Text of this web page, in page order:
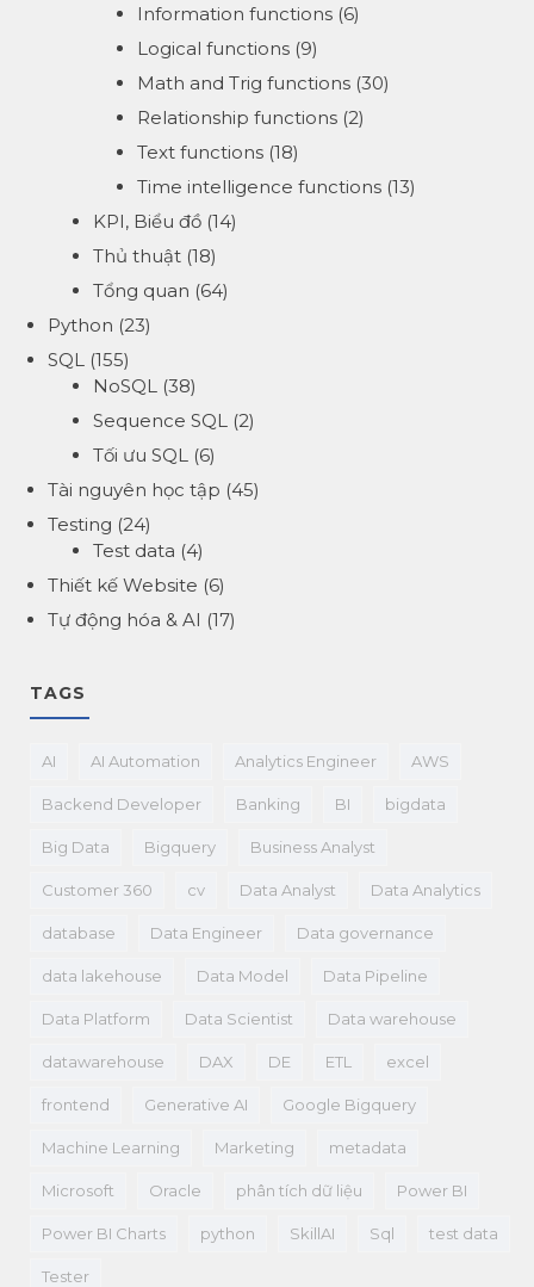
Information functions (6)
Logical functions (9)
Math and Trig functions (30)
Relationship functions (2)
Text functions (18)
Time intelligence functions (13)
KPI, Biểu đồ(14)
Thủ thuật(18)
Tổng quan (64)
Python (23)
SQL
(155)
NoSQL
(38)
Sequence SQL
(2)
Tối ưu SQL
(6)
Tài nguyên học tập (45)
Testing (24)
Test data (4)
Thiết kế Website (6)
Tự động hóa & AI (17)
TAGS
AI AI Automation Analytics Engineer AWS
Backend Developer Banking BI bigdata
Big Data Bigquery Business Analyst
Customer 360 cv Data Analyst Data Analytics
database Data Engineer Data governance
data lakehouse Data Model Data Pipeline
Data Platform Data Scientist Data warehouse
datawarehouse DAX DE ETL excel
frontend Generative AI Google Bigquery
Machine Learning Marketing metadata
Microsoft Oracle phân tích dữ liệu Power BI
Power BI Charts python SkillAI Sql test data
Tester